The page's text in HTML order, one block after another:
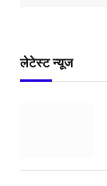
लेटेस्ट न्यूज